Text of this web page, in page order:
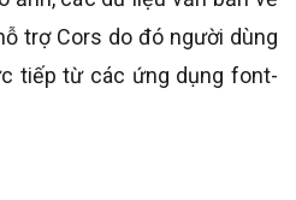
trợ Cors do đó người dùng
tiếp từ các ứng dụng font-